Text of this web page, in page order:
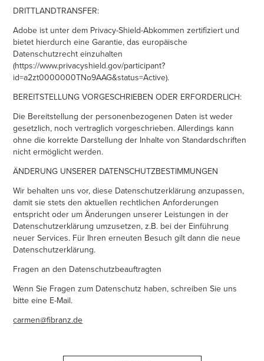
DRITTLANDTRANSFER:
Adobe ist unter dem Privacy-Shield-Abkommen zertifiziert und
bietet hierdurch eine Garantie, das europäische
Datenschutzrecht einzuhalten
(https://www.privacyshield.gov/participant?
id=a2zt0000000TNo9AAG&status=Active).
BEREITSTELLUNG VORGESCHRIEBEN ODER ERFORDERLICH:
Die Bereitstellung der personenbezogenen Daten ist weder
gesetzlich, noch vertraglich vorgeschrieben. Allerdings kann
ohne die korrekte Darstellung der Inhalte von Standardschriften
nicht ermöglicht werden.
ÄNDERUNG UNSERER DATENSCHUTZBESTIMMUNGEN
Wir behalten uns vor, diese Datenschutzerklärung anzupassen,
damit sie stets den aktuellen rechtlichen Anforderungen
entspricht oder um Änderungen unserer Leistungen in der
Datenschutzerklärung umzusetzen, z.B. bei der Einführung
neuer Services. Für Ihren erneuten Besuch gilt dann die neue
Datenschutzerklärung.
Fragen an den Datenschutzbeauftragten
Wenn Sie Fragen zum Datenschutz haben, schreiben Sie uns
bitte eine E-Mail.
carmen@fibranz.de